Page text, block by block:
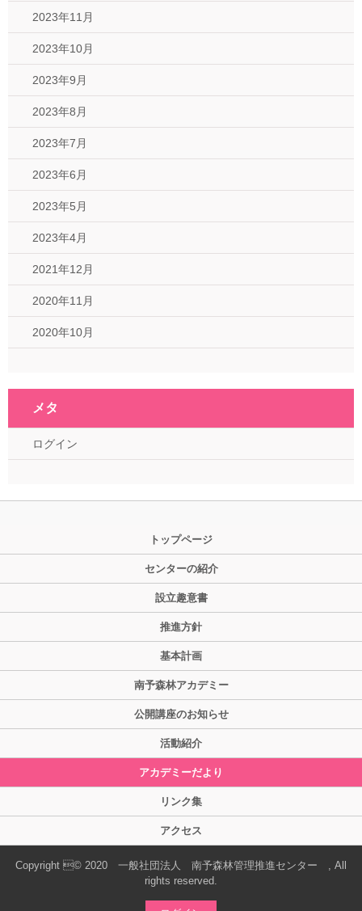
2023年11月
2023年10月
2023年9月
2023年8月
2023年7月
2023年6月
2023年5月
2023年4月
2021年12月
2020年11月
2020年10月
メタ
ログイン
トップページ
センターの紹介
設立趣意書
推進方針
基本計画
南予森林アカデミー
公開講座のお知らせ
活動紹介
アカデミーだより
リンク集
アクセス
Copyright © 2020 一般社団法人 南予森林管理推進センター , All
rights reserved.